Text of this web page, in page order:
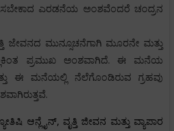
ಎರಡನೆಯ ಅಂಶವೆಂದರೆ ಚಂದ್ರನ
ಜೇವನದ ಮುನ್ಸೂಚನೆಗಾಗಿ ಮೂರನೇ ಮತ್ತು
ಪ್ರಮುಖ ಅಂಶವಾಗಿದೆ. ಈ ಮನೆಯ
ಈ ಮನೆಯಲ್ಲಿ ನೆಲೆಗೊಂಡಿರುವ ಗ್ರಹವು
ಆನ್ಲೈನ್, ವೃತ್ತಿ ಜೀವನ ಮತ್ತು ವ್ಯಾಪಾರ